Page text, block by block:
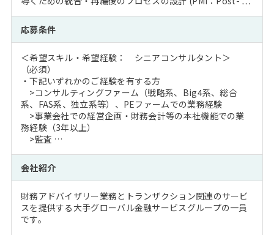
応募条件
＜希望スキル・希望経験： シニアコンサルタント＞
（必須）
・下記いずれかのご経験を有する方
>コンサルティングファーム（戦略系、Big4系、総合
系、FAS系、独立系等）、PEファームでの業務経験
>事業会社での経営企画・財務会計等の本社機能での業
務経験（3年以上）
>監査 …
会社紹介
財務アドバイザリー業務とトランザクション関連のサービ
スを提供する大手グローバル金融サービスグループの一員
です。